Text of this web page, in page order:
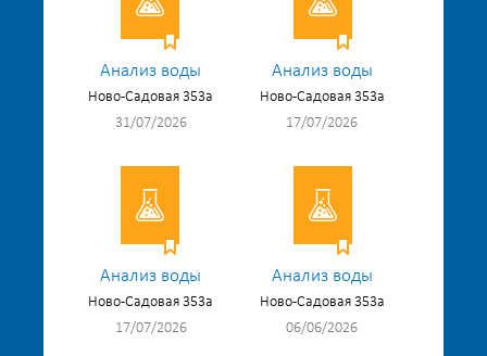
Анализ воды
Ново-Садовая 353а
31/07/2026
Анализ воды
Ново-Садовая 353а
17/07/2026
Анализ воды
Ново-Садовая 353а
17/07/2026
Анализ воды
Ново-Садовая 353а
06/06/2026